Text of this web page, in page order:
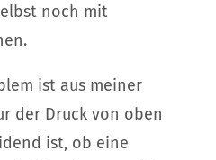
noch mit
ist aus meiner
der Druck von oben
ist, ob eine